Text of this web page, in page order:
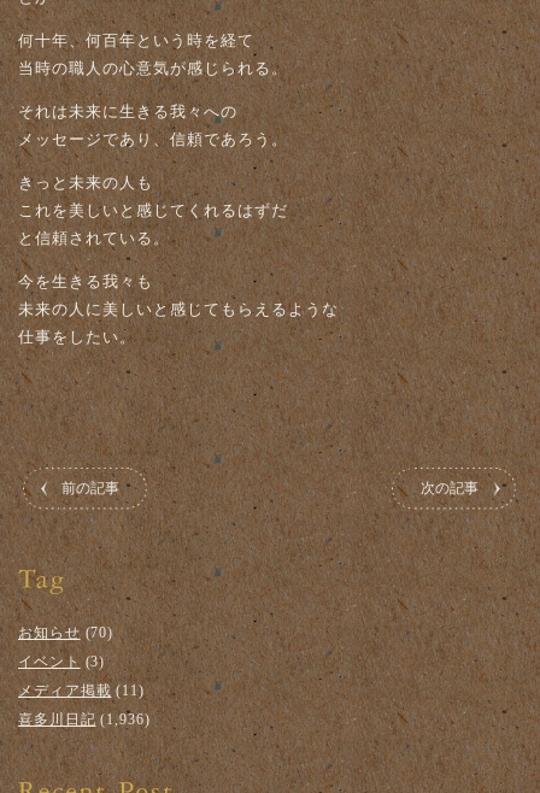
何十年、何百年という時を経て
当時の職人の心意気が感じられる。
それは未来に生きる我々への
メッセージであり、信頼であろう。
きっと未来の人も
これを美しいと感じてくれるはずだ
と信頼されている。
今を生きる我々も
未来の人に美しいと感じてもらえるような
仕事をしたい。
前の記事 次の記事
お知らせ(70)
イベント(3)
メディア掲載(11)
喜多川日記 (1,936)